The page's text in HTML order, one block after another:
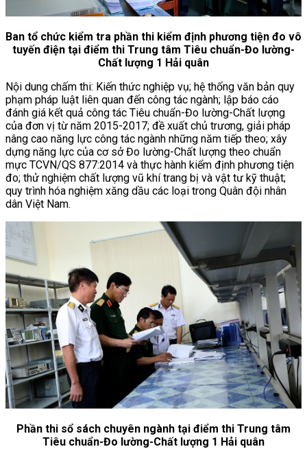
Ban tổ chức kiểm tra phần thi kiểm định phương tiện đo vô
tuyến điện tại điểm thi Trung tâm Tiêu chuẩn-Đo lường-
Chất lượng 1 Hải quân
Nội dung chấm thi: Kiến thức nghiệp vụ; hệ thống văn bản quy
phạm pháp luật liên quan đến công tác ngành; lập báo cáo
đánh giá kết quả công tác Tiêu chuẩn-Đo lường-Chất lượng
của đơn vị từ năm 2015-2017; đề xuất chủ trương, giải pháp
nâng cao năng lực công tác ngành những năm tiếp theo; xây
dựng năng lực của cơ sở Đo lường-Chất lượng theo chuẩn
mực TCVN/QS 877:2014 và thực hành kiểm định phương tiện
đo; thử nghiệm chất lượng vũ khí trang bị và vật tư kỹ thuật;
quy trình hóa nghiệm xăng dầu các loại trong Quân đội nhân
dân Việt Nam.
Phần thi sổ sách chuyên ngành tại điểm thi Trung tâm
Tiêu chuẩn-Đo lường-Chất lượng 1 Hải quân